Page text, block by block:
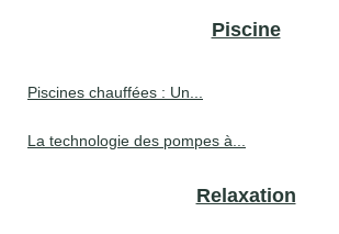
Piscine
Piscines chauffées : Un...
La technologie des pompes à...
Relaxation